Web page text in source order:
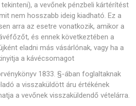
a vevőnek pénzbeli kártérítést
nem hosszabb ideig kiadható. Ez a
arra az esetre vonatkozik, amikor a
és ennek következtében a
eladni más vásárlónak, vagy ha a
a kávécsomagot
1833. §-ában foglaltaknak
a visszaküldött áru értékének
a vevőnek visszaküldendő vételárra.